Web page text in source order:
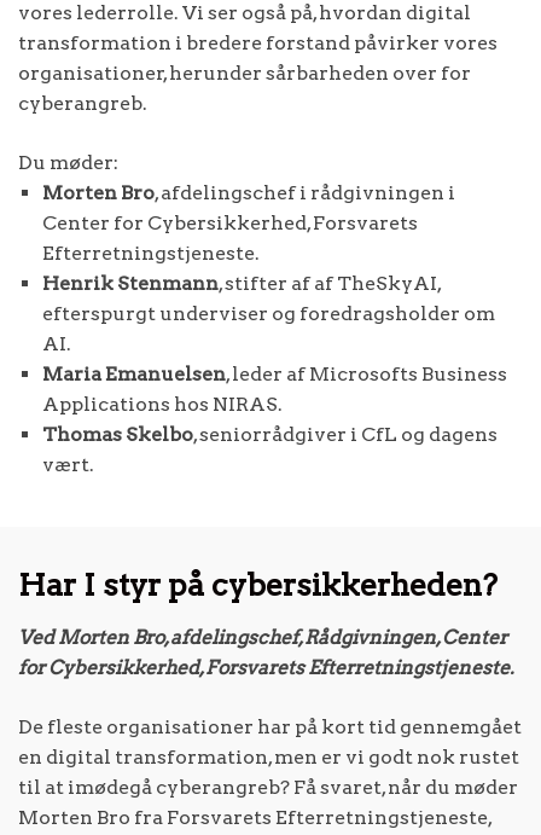
vores lederrolle. Vi ser også på, hvordan digital
transformation i bredere forstand påvirker vores
organisationer, herunder sårbarheden over for
cyberangreb.
Du møder:
Morten Bro, afdelingschef i rådgivningen i
Center for Cybersikkerhed, Forsvarets
Efterretningstjeneste.
Henrik Stenmann, stifter af af TheSkyAI,
efterspurgt underviser og foredragsholder om
AI.
Maria Emanuelsen, leder af Microsofts Business
Applications hos NIRAS.
Thomas Skelbo, seniorrådgiver i CfL og dagens
vært.
Har I styr på cybersikkerheden?
Ved Morten Bro, afdelingschef, Rådgivningen, Center
for Cybersikkerhed, Forsvarets Efterretningstjeneste.
De fleste organisationer har på kort tid gennemgået
en digital transformation, men er vi godt nok rustet
til at imødegå cyberangreb? Få svaret, når du møder
Morten Bro fra Forsvarets Efterretningstjeneste,